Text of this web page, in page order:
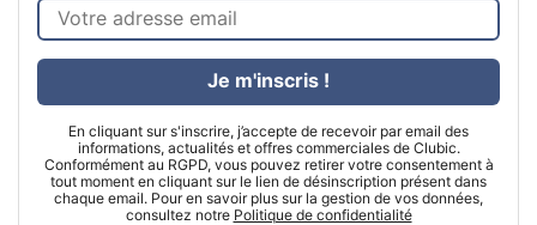
En cliquant sur s'inscrire, j’accepte de recevoir par email des
informations, actualités et offres commerciales de Clubic.
Conformément au RGPD, vous pouvez retirer votre consentement à
tout moment en cliquant sur le lien de désinscription présent dans
chaque email. Pour en savoir plus sur la gestion de vos données,
consultez notre Politique de confidentialité
Je m'inscris !